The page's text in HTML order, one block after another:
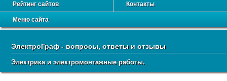
Рейтинг сайтов Контакты
Меню сайта
ЭлектроГраф - вопросы, ответы и отзывы
Электрика и электромонтажные работы.